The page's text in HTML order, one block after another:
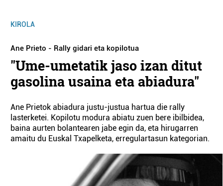
KIROLA
Ane Prieto - Rally gidari eta kopilotua
"Ume-umetatik jaso izan ditut
gasolina usaina eta abiadura"
Ane Prietok abiadura justu-justua hartua die rally
lasterketei. Kopilotu modura abiatu zuen bere ibilbidea,
baina aurten bolantearen jabe egin da, eta hirugarren
amaitu du Euskal Txapelketa, erregulartasun kategorian.